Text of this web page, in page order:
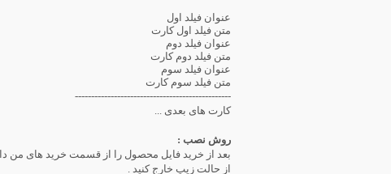
عنوان فیلد اول
متن فیلد اول کارت
عنوان فیلد دوم
متن فیلد دوم کارت
عنوان فیلد سوم
متن فیلد سوم کارت
------------------------------------------------
کارت های بعدی ...
روش نصب :
بعد از خرید فایل محصول را از قسمت خرید های من
از حالت زیپ خارج کنید .